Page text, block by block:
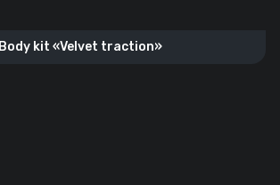
Body kit «Velvet traction»